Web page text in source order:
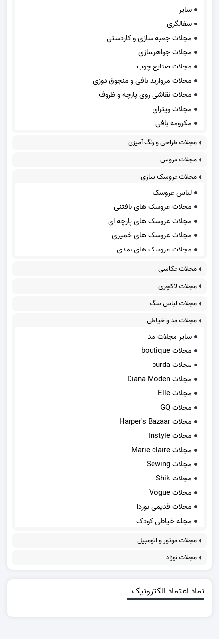
سایر
سفالگری
مجلات جعبه سازی و کاردستی
مجلات جواهرسازی
مجلات صنایع چوب
مجلات مروارید بافی و منجوق دوزی
مجلات نقاشی روی پارچه و ظروف
مجلات ویترای
مکرومه بافی
مجلات طراحی و رنگ آمیزی
مجلات عروس
مجلات عروسک سازی
لباس عروسک
مجلات عروسک های بافتنی
مجلات عروسک های پارچه ای
مجلات عروسک های خمیری
مجلات عروسک های نمدی
مجلات عکاسی
مجلات لاکچری
مجلات لباس سگ
مجلات مد و خیاطی
سایر مجلات مد
مجلات boutique
مجلات burda
مجلات Diana Moden
مجلات Elle
مجلات GQ
مجلات Harper's Bazaar
مجلات Instyle
مجلات Marie claire
مجلات Sewing
مجلات Shik
مجلات Vogue
مجلات قدیمی بوردا
مجله خیاطی کودک
مجلات موتور و اتومبیل
مجلات نوزاد
نماد اعتماد الکترونیک